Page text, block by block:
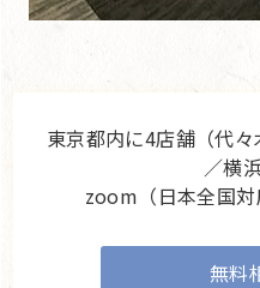
東京都内に4店舗（代々
／横
zoom（日本全国
無料